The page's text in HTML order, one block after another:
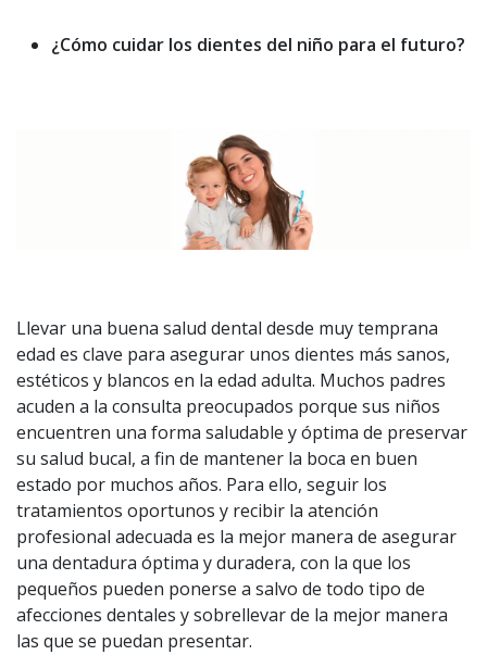
¿Cómo cuidar los dientes del niño para el futuro?
Llevar una buena salud dental desde muy temprana
edad es clave para asegurar unos dientes más sanos,
estéticos y blancos en la edad adulta. Muchos padres
acuden a la consulta preocupados porque sus niños
encuentren una forma saludable y óptima de preservar
su salud bucal, a fin de mantener la boca en buen
estado por muchos años. Para ello, seguir los
tratamientos oportunos y recibir la atención
profesional adecuada es la mejor manera de asegurar
una dentadura óptima y duradera, con la que los
pequeños pueden ponerse a salvo de todo tipo de
afecciones dentales y sobrellevar de la mejor manera
las que se puedan presentar.